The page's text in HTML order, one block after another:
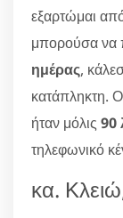
εξαρτώμαι
μπορούσα να
ημέρας,
κατάπληκτη.
ήταν μόλις 90
τηλεφωνικό
κα.